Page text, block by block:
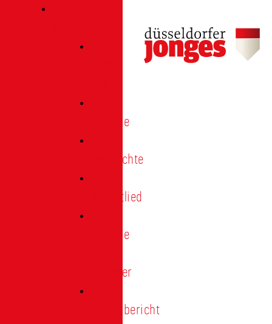
Termine
Geschichte
Heimatlied
Freunde
Förderer
Jahresbericht